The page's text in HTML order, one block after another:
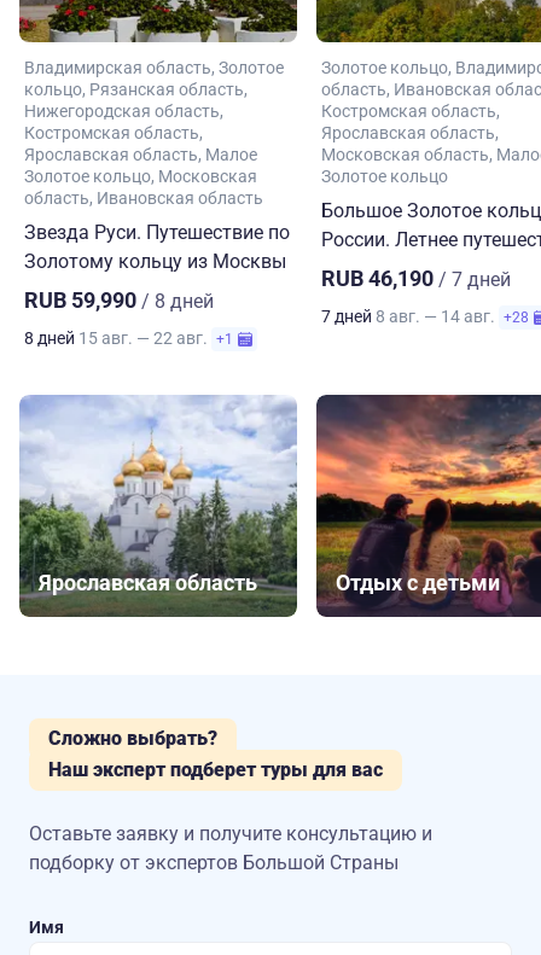
Владимирская область Золотое
кольцо Рязанская область
Нижегородская область
Костромская область
Ярославская область Малое
Золотое кольцо Московская
область Ивановская область
Звезда Руси. Путешествие по
Золотому кольцу из Москвы
RUB 59,990 / 8 дней
8 дней 15 авг. — 22 авг. +1
Золотое кольцо
область Ивановская
Костромская область
Ярославская область
Московская область
Золотое кольцо
Большое Золотое
России. Летнее
RUB 46,190 / 7 дней
7 дней 8 авг. — 14 авг. +28
Ярославская область Отдых с детьми
Сложно выбрать?
Наш эксперт подберет туры для вас
Оставьте заявку и получите консультацию и
подборку от экспертов Большой Страны
Имя